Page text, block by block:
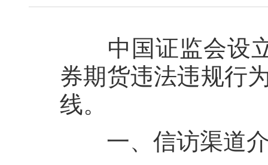
中国证监会设
券期货违法违规行
线。
一、 信访渠道